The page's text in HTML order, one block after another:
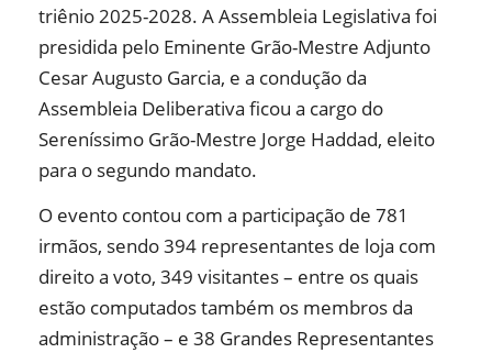
triênio 2025-2028. A Assembleia Legislativa foi
presidida pelo Eminente Grão-Mestre Adjunto
Cesar Augusto Garcia, e a condução da
Assembleia Deliberativa ficou a cargo do
Sereníssimo Grão-Mestre Jorge Haddad, eleito
para o segundo mandato.
O evento contou com a participação de 781
irmãos, sendo 394 representantes de loja com
direito a voto, 349 visitantes – entre os quais
estão computados também os membros da
administração – e 38 Grandes Representantes